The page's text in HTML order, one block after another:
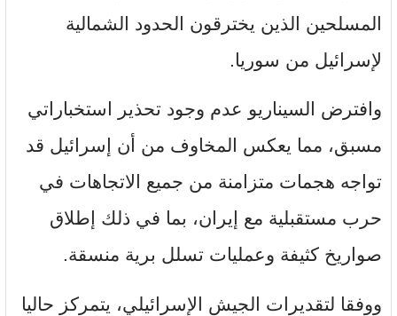
المسلحين الذين يخترقون الحدود الشمالية
لإسرائيل من سوريا.
وافترض السيناريو عدم وجود تحذير استخباراتي
مسبق، مما يعكس المخاوف من أن إسرائيل قد
تواجه هجمات متزامنة من جميع الاتجاهات في
حرب مستقبلية مع إيران، بما في ذلك إطلاق
صواريخ كثيفة وعمليات تسلل برية منسقة.
ووفقا لتقديرات الجيش الإسرائيلي، يتمركز حاليا